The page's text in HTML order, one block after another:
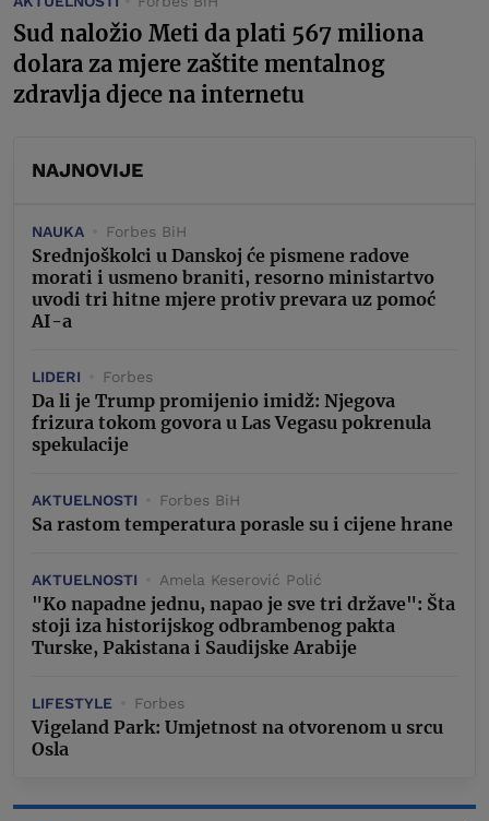
Sud naložio Meti da plati 567 miliona
dolara za mjere zaštite mentalnog
zdravlja djece na internetu
NAJNOVIJE
NAUKA Forbes BiH
Srednjoškolci u Danskoj će pismene radove
morati i usmeno braniti, resorno ministartvo
uvodi tri hitne mjere protiv prevara uz pomoć
AI-a
LIDERI Forbes
Da li je Trump promijenio imidž: Njegova
frizura tokom govora u Las Vegasu pokrenula
spekulacije
AKTUELNOSTI Forbes BiH
Sa rastom temperatura porasle su i cijene hrane
AKTUELNOSTI Amela Keserović Polić
"Ko napadne jednu, napao je sve tri države": Šta
stoji iza historijskog odbrambenog pakta
Turske, Pakistana i Saudijske Arabije
LIFESTYLE Forbes
Vigeland Park: Umjetnost na otvorenom u srcu
Osla